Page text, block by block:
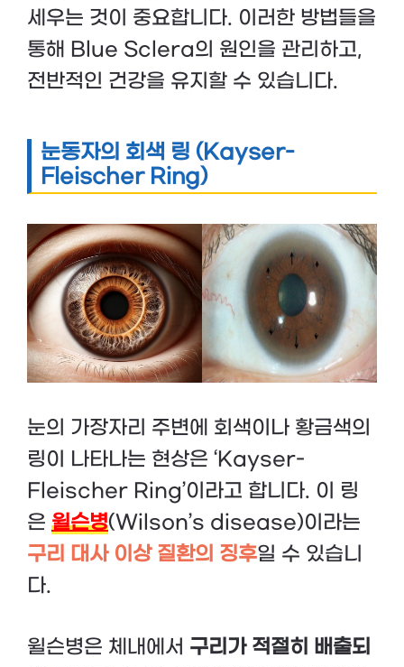
세우는 것이 중요합니다. 이러한 방법들을
통해 Blue Sclera의 원인을 관리하고,
전반적인 건강을 유지할 수 있습니다.
눈동자의 회색 링 (Kayser-
Fleischer Ring)
눈의 가장자리 주변에 회색이나 황금색의
링이 나타나는 현상은 ‘Kayser-
Fleischer Ring’이라고 합니다. 이 링
은 윌슨병(Wilson’s disease)이라는
구리 대사 이상 질환의 징후일 수 있습니
다.
윌슨병은 체내에서 구리가 적절히 배출되